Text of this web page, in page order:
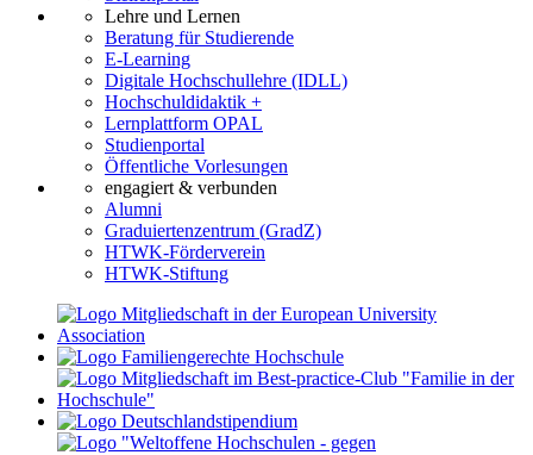
Lehre und Lernen
Beratung für Studierende
E-Learning
Digitale Hochschullehre (IDLL)
Hochschuldidaktik +
Lernplattform OPAL
Studienportal
Öffentliche Vorlesungen
engagiert & verbunden
Alumni
Graduiertenzentrum (GradZ)
HTWK-Förderverein
HTWK-Stiftung